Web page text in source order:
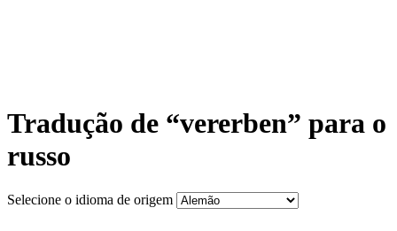
Tradução de “vererben” para o
russo
Selecione o idioma de origem